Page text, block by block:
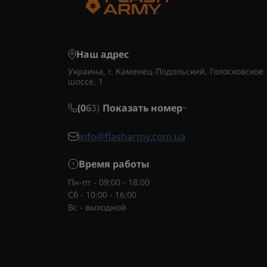
Наш адрес
Украина, г. Каменец-Подольский, Голосковское
шоссе, 1
(063) Показать номер
info@flasharmy.com.ua
Время работы
Пн-пт - 09:00 - 18:00
Сб - 10:00 - 16:00
Вс - выходной